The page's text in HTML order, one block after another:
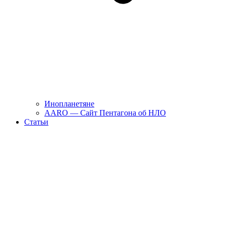
Инопланетяне
AARO — Сайт Пентагона об НЛО
Статьи